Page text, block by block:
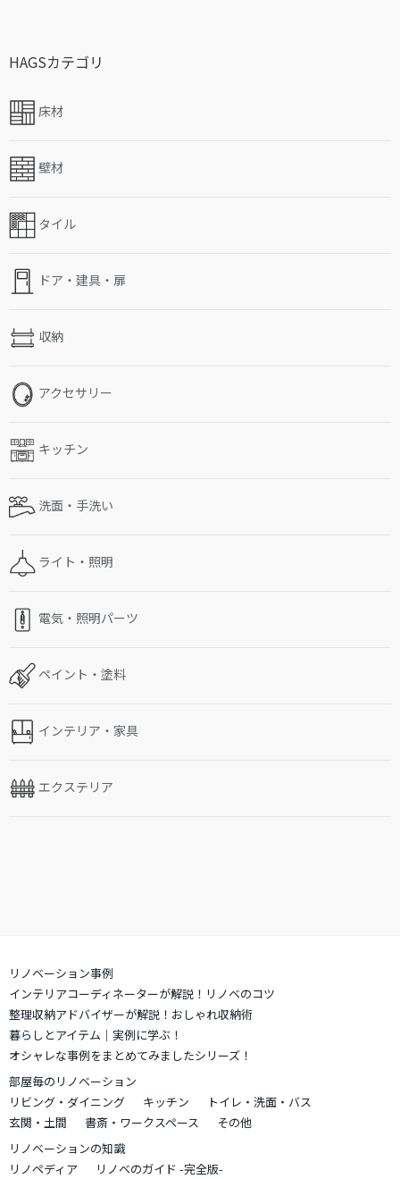
HAGSカテゴリ
床材
壁材
タイル
ドア・建具・扉
収納
アクセサリー
キッチン
洗面・手洗い
ライト・照明
電気・照明パーツ
ペイント・塗料
インテリア・家具
エクステリア
リノベーション事例
インテリアコーディネーターが解説！リノベのコツ
整理収納アドバイザーが解説！おしゃれ収納術
暮らしとアイテム｜実例に学ぶ！
オシャレな事例をまとめてみましたシリーズ！
部屋毎のリノベーション
リビング・ダイニング
キッチン
トイレ・洗面・バス
玄関・土間
書斎・ワークスペース
その他
リノベーションの知識
リノペディア
リノベのガイド -完全版-